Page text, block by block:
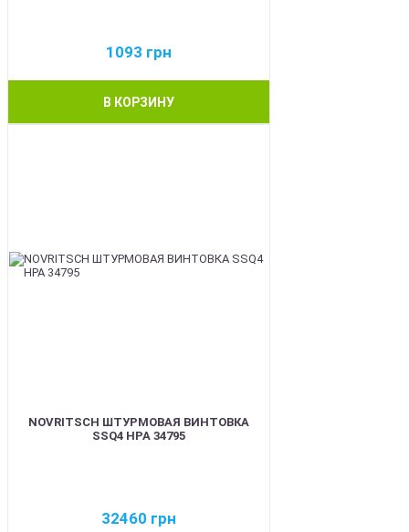
1093 грн
В КОРЗИНУ
NOVRITSCH ШТУРМОВАЯ ВИНТОВКА
SSQ4 HPA 34795
32460 грн